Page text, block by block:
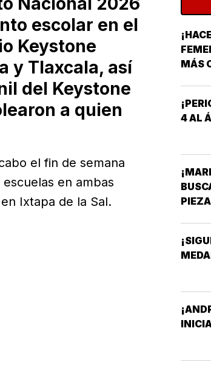
escolar en el
Keystone
y Tlaxcala, así
del Keystone
a quien
el fin de semana
en ambas
Ixtapa de la Sal.
MÁS
4 AL